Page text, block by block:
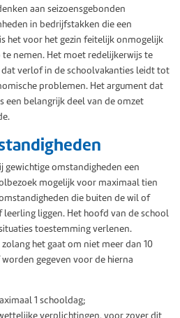
aan seizoensgebonden
in bedrijfstakken die een
het voor het gezin feitelijk onmogelijk
nemen. Het moet redelijkerwijs te
verlof in de schoolvakanties leidt tot
problemen. Het argument dat
een belangrijk deel van de omzet
gewichtige omstandigheden een
mogelijk voor maximaal tien
die buiten de wil of
liggen. Het hoofd van de school
toestemming verlenen.
het gaat om niet meer dan 10
gegeven voor de hierna
1 schooldag;
verplichtingen, voor zover dit